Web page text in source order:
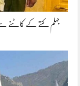
جہلم کتے کے کاٹنے